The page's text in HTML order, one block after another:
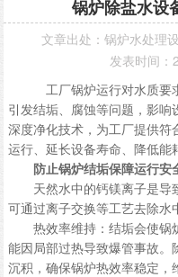
锅炉除盐水设
文章出处： 锅炉水处理
发表时间
工厂锅炉运行对水质要求
引发结垢、腐蚀等问题，影
深度净化技术，为工厂提供
运行、延长设备寿命、降低能
防止锅炉结垢保障运行安
天然水中的钙镁离子是导
可通过离子交换等工艺去除水
热效率维持：结垢会使锅
能因局部过热导致爆管事故
沉积，确保锅炉热效率稳定，